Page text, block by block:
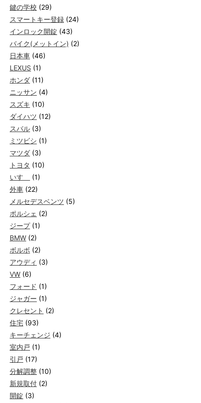
鍵の学校 (29)
スマートキー登録 (24)
インロック開錠 (43)
バイク(メットイン) (2)
日本車 (46)
LEXUS (1)
ホンダ (11)
ニッサン (4)
スズキ (10)
ダイハツ (12)
スバル (3)
ミツビシ (1)
マツダ (3)
トヨタ (10)
いすゞ
(1)
外車 (22)
メルセデスベンツ (5)
ポルシェ (2)
ジープ(1)
BMW (2)
ボルボ (2)
アウディ (3)
VW (6)
フォード (1)
ジャガー (1)
クレセント (2)
住宅 (93)
キーチェンジ (4)
室内戸 (1)
引戸 (17)
分解調整 (10)
新規取付 (2)
開錠 (3)